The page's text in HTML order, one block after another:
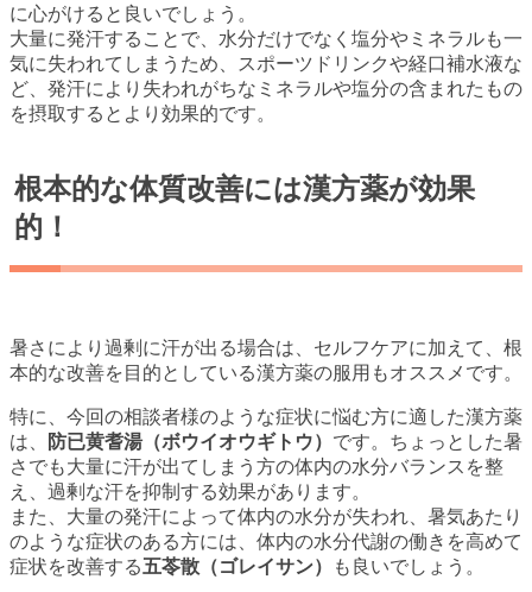
に心がけると良いでしょう。
大量に発汗することで、水分だけでなく塩分やミネラルも一
気に失われてしまうため、スポーツドリンクや経口補水液な
ど、発汗により失われがちなミネラルや塩分の含まれたもの
を摂取するとより効果的です。
根本的な体質改善には漢方薬が効果
的！
暑さにより過剰に汗が出る場合は、セルフケアに加えて、根
本的な改善を目的としている漢方薬の服用もオススメです。
特に、今回の相談者様のような症状に悩む方に適した漢方薬
は、
防已黄耆湯（ボウイオウギトウ） です。ちょっとした暑
さでも大量に汗が出てしまう方の体内の水分バランスを整
え、過剰な汗を抑制する効果があります。
また、大量の発汗によって体内の水分が失われ、暑気あたり
のような症状のある方には、体内の水分代謝の働きを高めて
症状を改善する五苓散（ゴレイサン） も良いでしょう。